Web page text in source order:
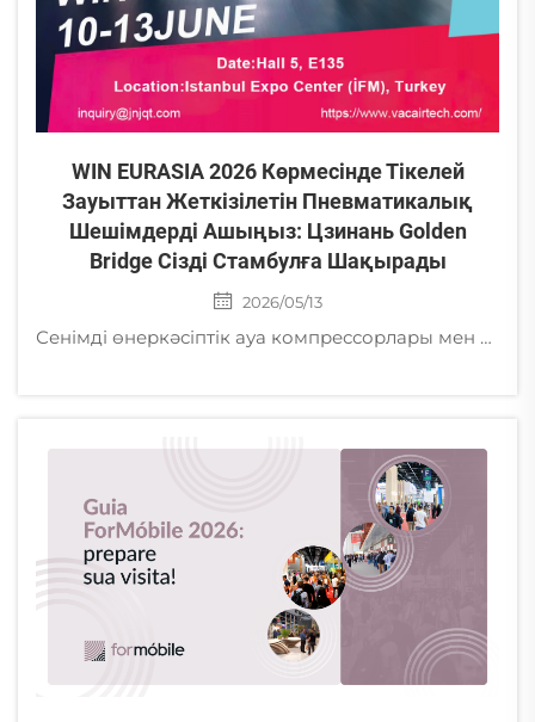
WIN EURASIA 2026 Көрмесінде Тікелей
Зауыттан Жеткізілетін Пневматикалық
Шешімдерді Ашыңыз: Цзинань Golden
Bridge Сізді Стамбулға Шақырады
2026/05/13
Сенімді өнеркәсіптік ауа компрессорлары мен вортекс сорғыларын іздейсіз бе? WIN EURASIA 2026 көрмесінде, Стамбул, 5-ші зал, E135 стендінде өндіруші Цзинань Golden Bridge компаниясымен танысыңыз. Біз Түркияда орындық ауыстыру бөлшектерін жергілікті түрде жеткіземіз.